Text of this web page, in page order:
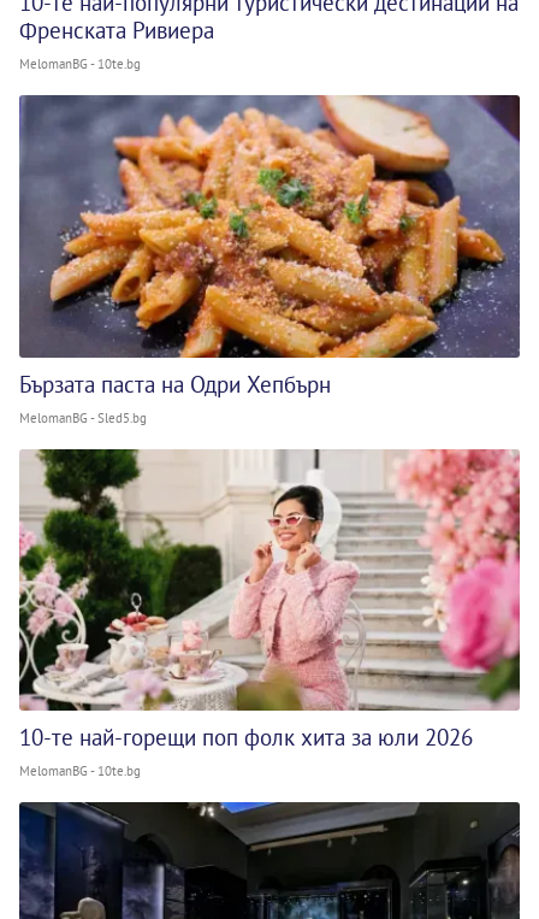
Френската Ривиера
MelomanBG - 10te.bg
Бързата паста на Одри Хепбърн
MelomanBG - Sled5.bg
10-те най-горещи поп фолк хита за юли 2026
MelomanBG - 10te.bg